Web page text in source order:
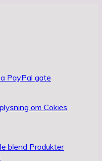
PayPal gate
om Cokies
blend Produkter